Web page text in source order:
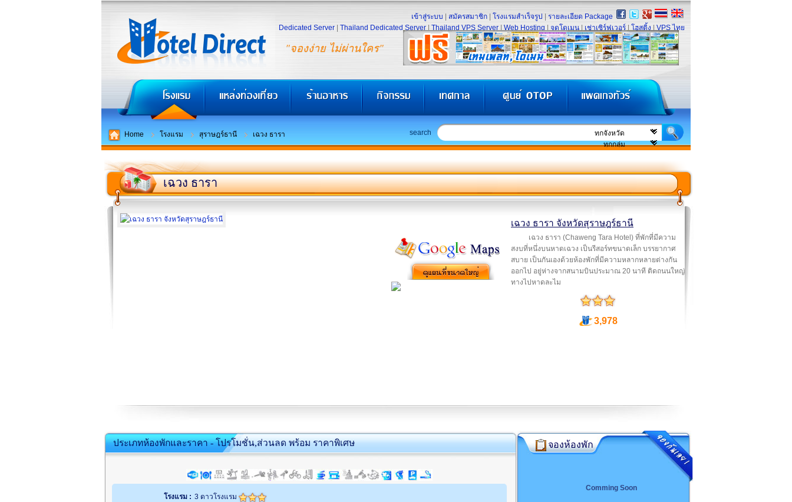
"จองง่าย ไม่ผ่านใคร"
เข้าสู่ระบบ สมัครสมาชิก โรงแรมสำเร็จรูป
รายละเอียด Package
Dedicated Server
Thailand Dedicated Server Thailand VPS Server Web Hosting จดโดเมน เช่าเซิร์ฟเวอร์ โฮสติ้ง VPS ไทย
Home โรงแรม สุราษฎร์ธานี เฉวง ธารา search
เฉวง ธารา
เฉวง ธารา จังหวัดสุราษฎร์ธานี
เฉวง ธารา (Chaweng Tara Hotel) ที่พักที่มีความ
สงบที่หนึ่งบนหาดเฉวง เป็นรีสอร์ทขนาดเล็ก บรรยากาศ
สบาย เป็นกันเองด้วยห้องพักที่มีความหลากหลายต่างกัน
ออกไป อยู่ห่างจากสนามบินประมาณ 20 นาที ติดถนนใหญ่
ทางไปหาดละไม
3,978
ประเภทห้องพักและราคา - โปรโมชั่น,ส่วนลด พร้อม ราคาพิเศษ
โรงแรม : 3 ดาวโรงแรม
จองห้องพัก
Comming Soon